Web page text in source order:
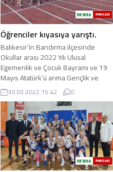
Öğrenciler kıyasıya yarıştı.
Balıkesir’in Bandırma ilçesinde
Okullar arası 2022 Yılı Ulusal
Egemenlik ve Çocuk Bayramı ve 19
Mayıs Atatürk’ü anma Gençlik ve
spor Atletizm ...
30.03.2022 15:42 0